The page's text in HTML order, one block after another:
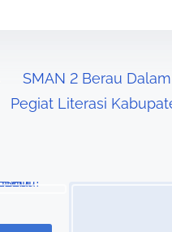
SMAN 2 Berau
Pegiat Literasi